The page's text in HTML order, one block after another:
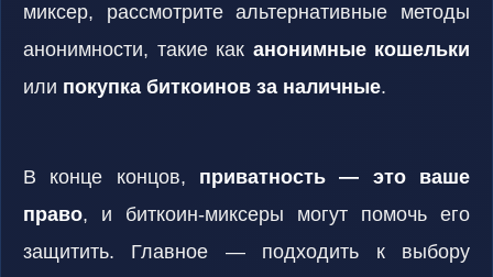
миксер, рассмотрите альтернативные методы
анонимности, такие как анонимные кошельки
или покупка биткоинов за наличные.
В конце концов, приватность — это ваше
право, и биткоин-миксеры могут помочь его
защитить. Главное — подходить к выбору